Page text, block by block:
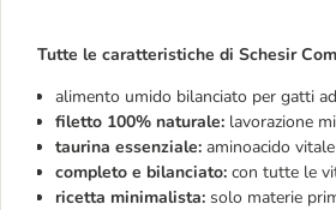
Tutte le caratteristiche di Schesir
alimento umido bilanciato per gatti
filetto 100% naturale: lavorazione
taurina essenziale: aminoacido
completo e bilanciato: con tutte le
ricetta minimalista: solo materie